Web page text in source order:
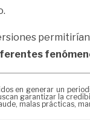
permitirían
en generar un
garantizar la
malas prácticas,